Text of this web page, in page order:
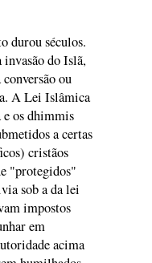
durou séculos.
invasão do Islã,
ou
A Lei Islâmica
os dhimmis
a certas
cristãos
"protegidos"
sob a da lei
impostos
em
acima